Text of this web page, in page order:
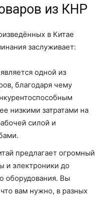
из КНР
в Китае
заслуживает:
одной из
благодаря чему
низкими затратами на
силой и
предлагает огромный
и электроники до
оборудования. Вы
вам нужно, в разных